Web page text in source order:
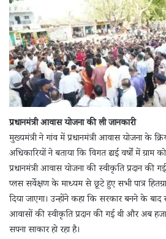
प्रधानमंत्री आवास योजना की ली जानकारी
मुख्यमंत्री ने गांव में प्रधानमंत्री आवास योजना के
अधिकारियों ने बताया कि विगत ढाई वर्षों में ग्राम
प्रधानमंत्री आवास योजना की स्वीकृति प्रदान
प्लस सर्वेक्षण के माध्यम से छूटे हुए सभी पात्र
दिया जाएगा। उन्होंने कहा कि सरकार बनने के
आवासों की स्वीकृति प्रदान की गई थी और अब
सपना साकार हो रहा है।